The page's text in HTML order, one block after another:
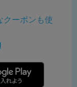
クーポンも使